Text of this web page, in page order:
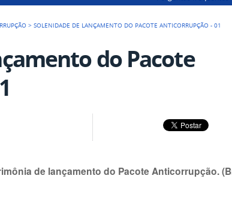
>SOLENIDADE DE LANÇAMENTO DO PACOTE ANTICORRUPÇÃO - 01
do Pacote
de lançamento do Pacote Anticorrupção.